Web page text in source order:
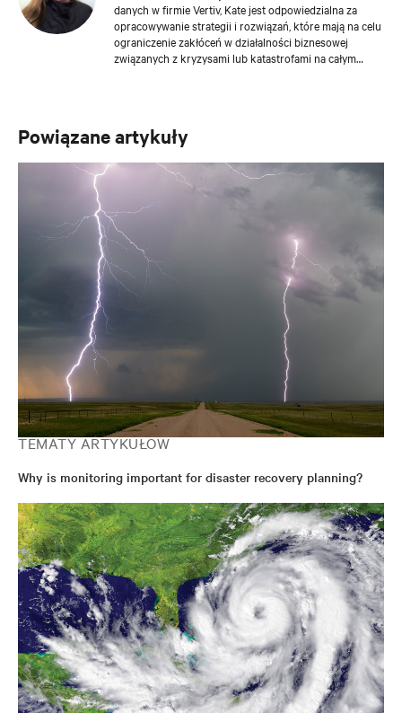
danych w firmie Vertiv, Kate jest odpowiedzialna za
opracowywanie strategii i rozwiązań, które mają na celu
ograniczenie zakłóceń w działalności biznesowej
związanych z kryzysami lub katastrofami na całym
sytuacjach kryzysowych uniwersytetu Georgetown
Professional (MBCP), który jest najwyższym poziomem
certyfikacji oferowanej przez DRI International. Kate
posiada również certyfikację w zakresie zarządzania
kryzysowego instytutu Massachusetts Institute of
Technology i ukończyła szkolenie Certified Information
Systems Security Professional (CISSP).
Powiązane artykuły
TEMATY ARTYKUŁÓW
Why is monitoring important for disaster recovery planning?